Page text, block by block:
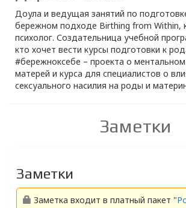
Доула и ведущая занятий по
бережном подходе Birthing from Within,
психолог. Создательница учебной
кто хочет вести курсы подготовки к
#бережноксебе – проекта о
матерей и курса для специалистов о
сексуального насилия на роды и
Заметки
Заметки
Заметка входит в платный пакет "